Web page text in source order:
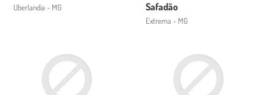
Uberlandia - MG
Safadão
Extrema - MG